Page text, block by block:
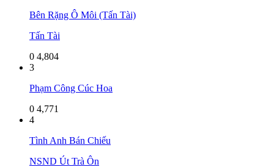
Bên Rặng Ô Môi (Tấn Tài)
Tấn Tài
0 4,804
3
Phạm Công Cúc Hoa
0 4,771
4
Tình Anh Bán Chiếu
NSND Út Trà Ôn